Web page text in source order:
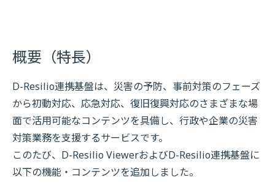
概要（特長）
D-Resilio連携基盤は、災害の予防、事前対策のフェーズ
から初動対応、応急対応、復旧復興対応のさまざまな場
面で活用可能なコンテンツを具備し、行政や企業の災害
対策業務を支援するサービスです。
このたび、D-Resilio ViewerおよびD-Resilio連携基盤に
以下の機能・コンテンツを追加しました。